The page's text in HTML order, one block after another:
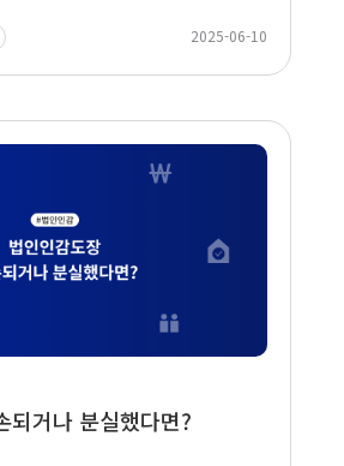
2025-06-10
되거나 분실했다면?